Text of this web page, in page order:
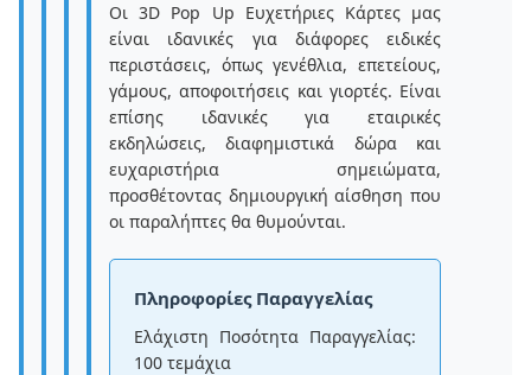
Οι 3D Pop Up Ευχετήριες Κάρτες μας
είναι ιδανικές για διάφορες ειδικές
περιστάσεις, όπως γενέθλια, επετείους,
γάμους, αποφοιτήσεις και γιορτές. Είναι
επίσης ιδανικές για εταιρικές
εκδηλώσεις, διαφημιστικά δώρα και
ευχαριστήρια σημειώματα,
προσθέτοντας δημιουργική αίσθηση που
οι παραλήπτες θα θυμούνται.
Πληροφορίες Παραγγελίας
Ελάχιστη Ποσότητα Παραγγελίας:
100 τεμάχια